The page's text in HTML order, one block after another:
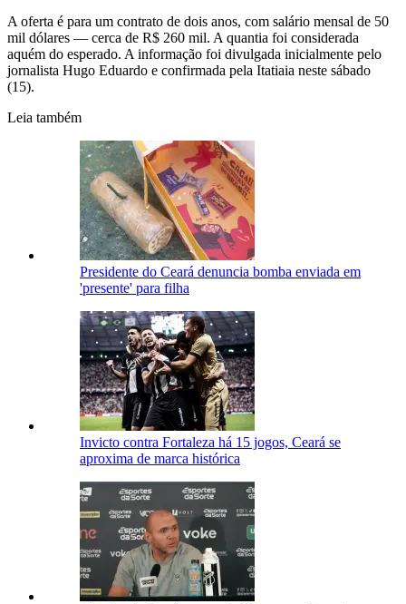
A oferta é para um contrato de dois anos, com salário mensal de 50
mil dólares — cerca de R$ 260 mil. A quantia foi considerada
aquém do esperado. A informação foi divulgada inicialmente pelo
jornalista Hugo Eduardo e confirmada pela Itatiaia neste sábado
(15).
Leia também
Presidente do Ceará denuncia bomba enviada em
'presente' para filha
Invicto contra Fortaleza há 15 jogos, Ceará se
aproxima de marca histórica